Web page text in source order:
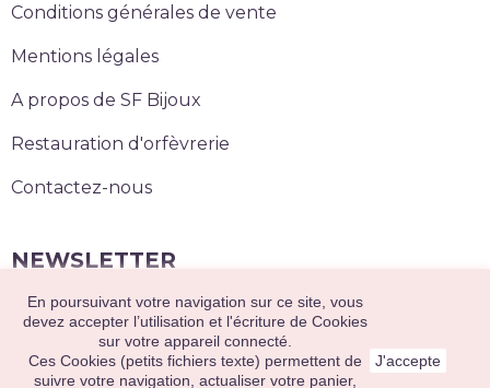
En poursuivant votre navigation sur ce site, vous
devez accepter l’utilisation et l'écriture de Cookies
sur votre appareil connecté.
Ces Cookies (petits fichiers texte) permettent de
suivre votre navigation, actualiser votre panier,
J'accepte
Conditions générales de vente
Mentions légales
A propos de SF Bijoux
Restauration d'orfèvrerie
Contactez-nous
NEWSLETTER
S’abonner